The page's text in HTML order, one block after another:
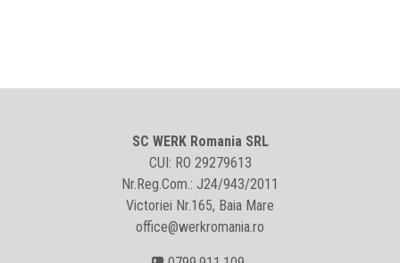
SC WERK Romania SRL
CUI: RO 29279613
Nr.Reg.Com.: J24/943/2011
Victoriei Nr.165, Baia Mare
office@werkromania.ro